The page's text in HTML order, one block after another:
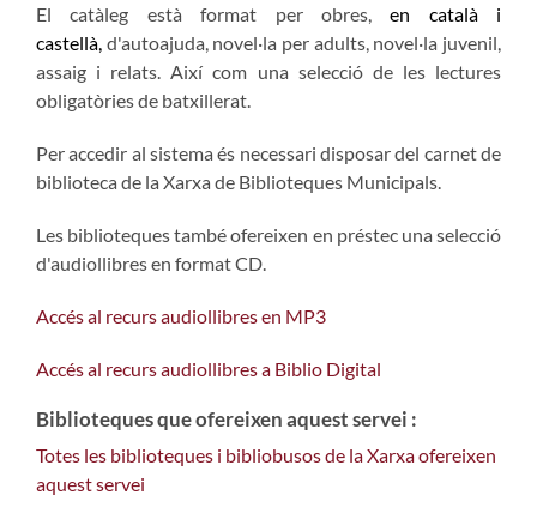
El catàleg està format per obres,en catalài
castellà, d'autoajuda, novel·la per adults, novel·la juvenil,
assaig i relats. Així com una selecció de les lectures
obligatòries de batxillerat.
Per accedir al sistema és necessari disposar del carnet de
biblioteca de la Xarxa de Biblioteques Municipals.
Les biblioteques també ofereixen en préstec una selecció
d'audiollibres en format CD.
Accés al recurs audiollibres en MP3
Accés al recurs audiollibres a Biblio Digital
Biblioteques que ofereixen aquest servei :
Totes les biblioteques i bibliobusos de la Xarxa ofereixen
aquest servei